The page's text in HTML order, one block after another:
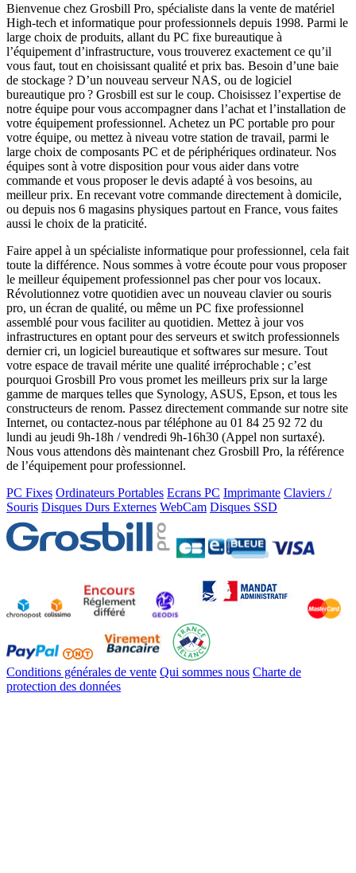
Bienvenue chez Grosbill Pro, spécialiste dans la vente de matériel
High-tech et informatique pour professionnels depuis 1998. Parmi le
large choix de produits, allant du PC fixe bureautique à
l’équipement d’infrastructure, vous trouverez exactement ce qu’il
vous faut, tout en choisissant qualité et prix bas. Besoin d’une baie
de stockage ? D’un nouveau serveur NAS, ou de logiciel
bureautique pro ? Grosbill est sur le coup. Choisissez l’expertise de
notre équipe pour vous accompagner dans l’achat et l’installation de
votre équipement professionnel. Achetez un PC portable pro pour
votre équipe, ou mettez à niveau votre station de travail, parmi le
large choix de composants PC et de périphériques ordinateur. Nos
équipes sont à votre disposition pour vous aider dans votre
commande et vous proposer le devis adapté à vos besoins, au
meilleur prix. En recevant votre commande directement à domicile,
ou depuis nos 6 magasins physiques partout en France, vous faites
aussi le choix de la praticité.
Faire appel à un spécialiste informatique pour professionnel, cela fait
toute la différence. Nous sommes à votre écoute pour vous proposer
le meilleur équipement professionnel pas cher pour vos locaux.
Révolutionnez votre quotidien avec un nouveau clavier ou souris
pro, un écran de qualité, ou même un PC fixe professionnel
assemblé pour vous faciliter au quotidien. Mettez à jour vos
infrastructures en optant pour des serveurs et switch professionnels
dernier cri, un logiciel bureautique et softwares sur mesure. Tout
votre espace de travail mérite une qualité irréprochable ; c’est
pourquoi Grosbill Pro vous promet les meilleurs prix sur la large
gamme de marques telles que Synology, ASUS, Epson, et tous les
constructeurs de renom. Passez directement commande sur notre site
Internet, ou contactez-nous par téléphone au 01 84 25 92 72 du
lundi au jeudi 9h-18h / vendredi 9h-16h30 (Appel non surtaxé).
Nous vous attendons dès maintenant chez Grosbill Pro, la référence
de l’équipement pour professionnel.
PC Fixes Ordinateurs Portables Ecrans PC Imprimante Claviers /
Souris Disques Durs Externes WebCam Disques SSD
Conditions générales de vente Qui sommes nous Charte de
protection des données